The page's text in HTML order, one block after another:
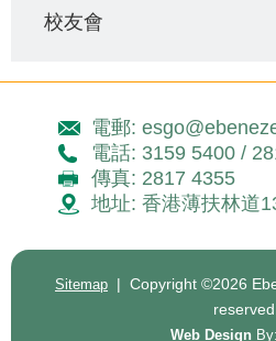
校友會
電郵:
電話: 3159 5400 /
傳真: 2817 4355
地址: 香港薄扶林道
Sitemap | Copyright ©2026
reserved.
Web Design